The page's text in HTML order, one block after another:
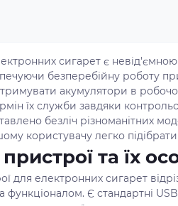
сигарет є
безперебійну роботу
акумулятори в
їх служби завдяки
безліч різноманітних
користувачу легко
та їх
для електронних сигарет
функціоналом. Є стандартні